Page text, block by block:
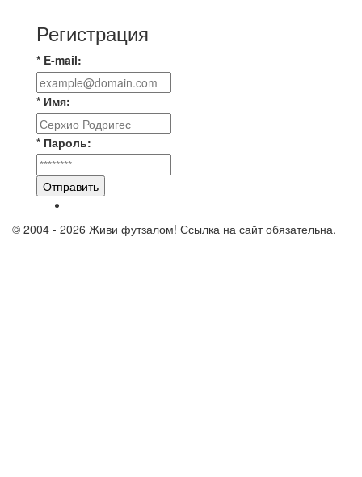
Регистрация
* E-mail:
* Имя:
* Пароль:
Отправить
© 2004 - 2026 Живи футзалом! Ссылка на сайт обязательна.